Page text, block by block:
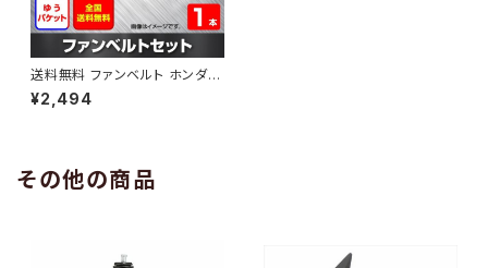
送料無料 ファンベルト ホンダ
ゼスト 型式JE2 H18.03～H2
4.11 （国内トップメーカー） 1本
¥2,494
その他の商品